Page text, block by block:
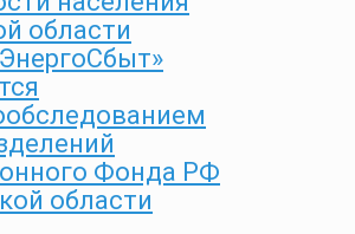
области
Фонда РФ
области